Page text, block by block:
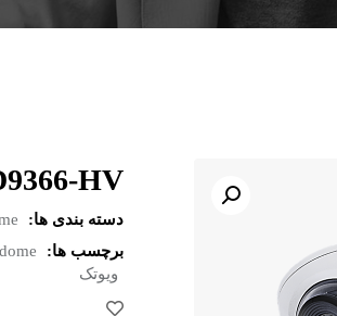
HV
دسته بندی ها:
برچسب ها:
dome
ویوتک